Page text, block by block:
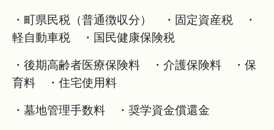
・町県民税（普通徴収分） ・固定資産税 ・
軽自動車税 ・国民健康保険税
・後期高齢者医療保険料 ・介護保険料 ・保
育料 ・住宅使用料
・墓地管理手数料 ・奨学資金償還金